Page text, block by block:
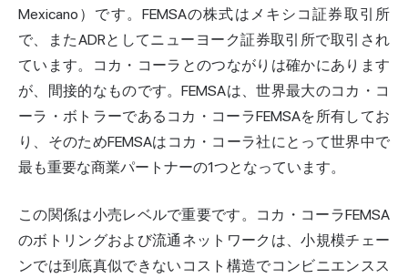
Mexicano）です。FEMSAの株式はメキシコ証券取引所
で、またADRとしてニューヨーク証券取引所で取引され
ています。コカ・コーラとのつながりは確かにあります
が、間接的なものです。FEMSAは、世界最大のコカ・コ
ーラ・ボトラーであるコカ・コーラFEMSAを所有してお
り、そのためFEMSAはコカ・コーラ社にとって世界中で
最も重要な商業パートナーの1つとなっています。
この関係は小売レベルで重要です。コカ・コーラFEMSA
のボトリングおよび流通ネットワークは、小規模チェー
ンでは到底真似できないコスト構造でコンビニエンスス